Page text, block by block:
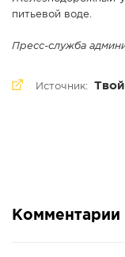
питьевой воде.
Пресс-служба
Источник:
Комментарии